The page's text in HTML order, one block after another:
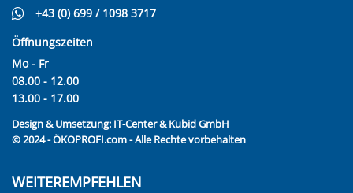
+43 (0) 699 / 1098 3717
Öffnungszeiten
Mo - Fr
08.00 - 12.00
13.00 - 17.00
Design & Umsetzung: IT-Center & Kubid GmbH
© 2024 - ÖKOPROFI.com - Alle Rechte vorbehalten
WEITEREMPFEHLEN